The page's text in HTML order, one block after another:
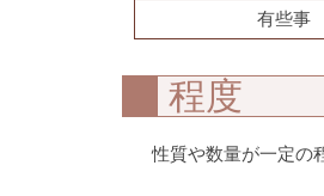
有些事
程度
性質や数量が一定の